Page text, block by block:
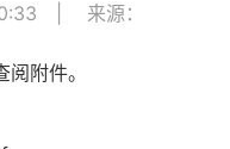
来源：
附件。